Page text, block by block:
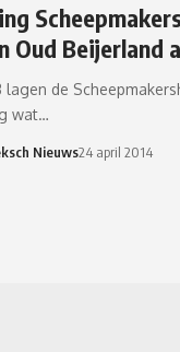
Oud Beijerland
lagen de
wat…
Nieuws24 april 2014